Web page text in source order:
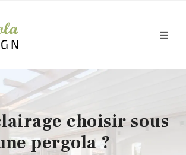
choisir sous
pergola ?